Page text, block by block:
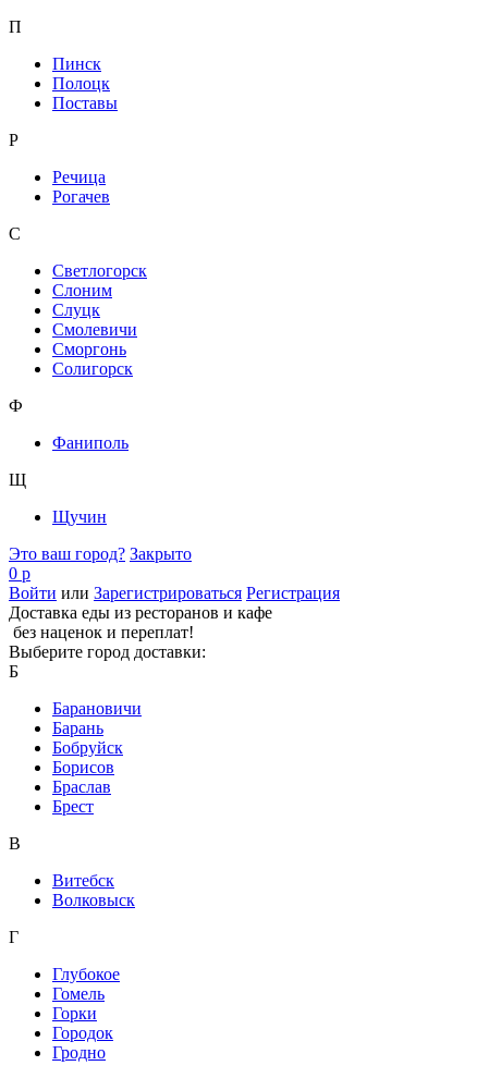
П
Пинск
Полоцк
Поставы
Р
Речица
Рогачев
С
Светлогорск
Слоним
Слуцк
Смолевичи
Сморгонь
Солигорск
Ф
Фаниполь
Щ
Щучин
Это ваш город? Закрыто
0 р
Войти или Зарегистрироваться Регистрация
Доставка еды из ресторанов и кафе
без наценок и переплат!
Выберите город доставки:
Б
Барановичи
Барань
Бобруйск
Борисов
Браслав
Брест
В
Витебск
Волковыск
Г
Глубокое
Гомель
Горки
Городок
Гродно